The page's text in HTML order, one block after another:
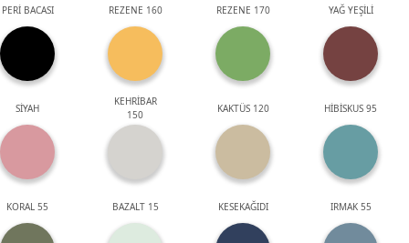
PERİ BACASI REZENE 160 REZENE 170 YAĞ YEŞİLİ
SİYAH
KEHRİBAR
150
KAKTÜS 120 HİBİSKUS 95
KORAL 55 BAZALT 15 KESEKAĞIDI IRMAK 55